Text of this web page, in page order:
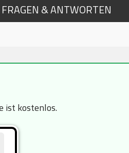
FRAGEN & ANTWORTEN
ist kostenlos.